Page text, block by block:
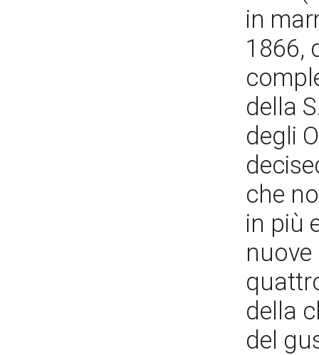
in
1866,
della
degli
che
in più
della
del